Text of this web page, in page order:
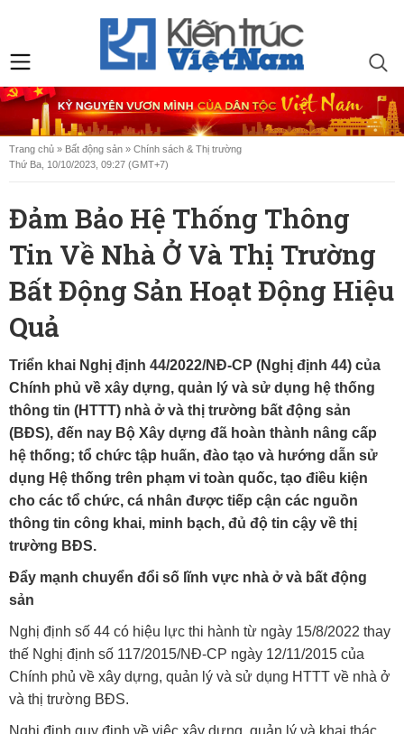
Trang chủ » Bất động sản » Chính sách & Thị trường
Thứ Ba, 10/10/2023, 09:27 (GMT+7)
Đảm Bảo Hệ Thống Thông
Tin Về Nhà Ở Và Thị Trường
Bất Động Sản Hoạt Động Hiệu
Quả
Triển khai Nghị định 44/2022/NĐ-CP (Nghị định 44) của
Chính phủ về xây dựng, quản lý và sử dụng hệ thống
thông tin (HTTT) nhà ở và thị trường bất động sản
(BĐS), đến nay Bộ Xây dựng đã hoàn thành nâng cấp
hệ thống; tổ chức tập huấn, đào tạo và hướng dẫn sử
dụng Hệ thống trên phạm vi toàn quốc, tạo điều kiện
cho các tổ chức, cá nhân được tiếp cận các nguồn
thông tin công khai, minh bạch, đủ độ tin cậy về thị
trường BĐS.
Đẩy mạnh chuyển đổi số lĩnh vực nhà ở và bất động
sản
Nghị định số 44 có hiệu lực thi hành từ ngày 15/8/2022 thay
thế Nghị định số 117/2015/NĐ-CP ngày 12/11/2015 của
Chính phủ về xây dựng, quản lý và sử dụng HTTT về nhà ở
và thị trường BĐS.